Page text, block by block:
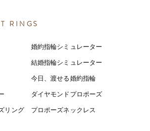
RINGS
リング
婚約指輪シミュレーター
結婚指輪シミ ュ レーター
今日、渡せる婚約指輪
ダイヤモンドプロポーズ
プロポーズネックレス